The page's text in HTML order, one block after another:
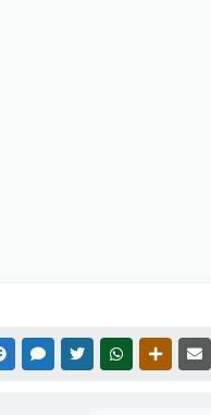
FACEBOOKMESSENGER
TWITTERWHATSAPP